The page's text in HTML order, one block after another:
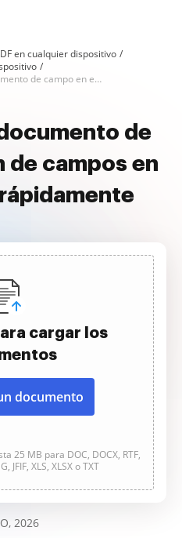
en cualquier dispositivo
Modificar la configuración del documento de campo en el servidor
de
campos en
cargar los
documento
25 MB para DOC, DOCX, RTF,
JFIF, XLS, XLSX o TXT
2026